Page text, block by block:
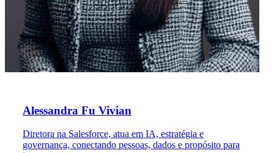
Alessandra Fu Vivian
Diretora na Salesforce, atua em IA, estratégia e
governança, conectando pessoas, dados e propósito para